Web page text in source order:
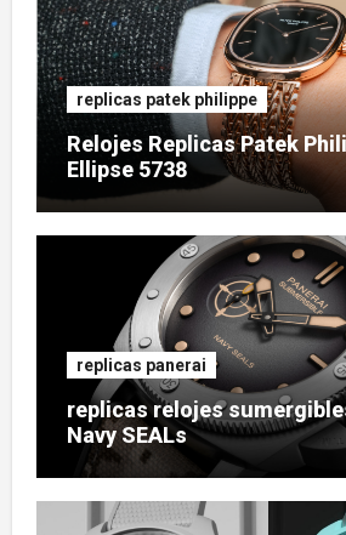
replicas patek philippe
Relojes Replicas Patek
Ellipse 5738
replicas panerai
replicas relojes
Navy SEALs